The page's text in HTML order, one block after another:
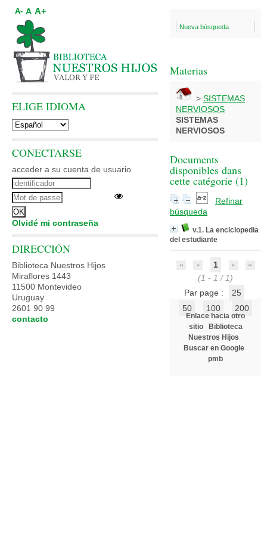
Nueva búsqueda
Materias
> SISTEMAS
NERVIOSOS
SISTEMAS
NERVIOSOS
Documents
disponibles dans
cette catégorie (1)
Refinar
búsqueda
v.1. La enciclopedia
del estudiante
1
(1 - 1 / 1)
Par page :
25
50
100 200
Enlace hacia otro
sitio
Biblioteca
Nuestros Hijos
Buscar en Google
pmb
A- A A+
ELIGE IDIOMA
CONECTARSE
acceder a su cuenta de usuario
Olvidé mi contraseña
DIRECCIÓN
Biblioteca Nuestros Hijos
Miraflores 1443
11500 Montevideo
Uruguay
2601 90 99
contacto